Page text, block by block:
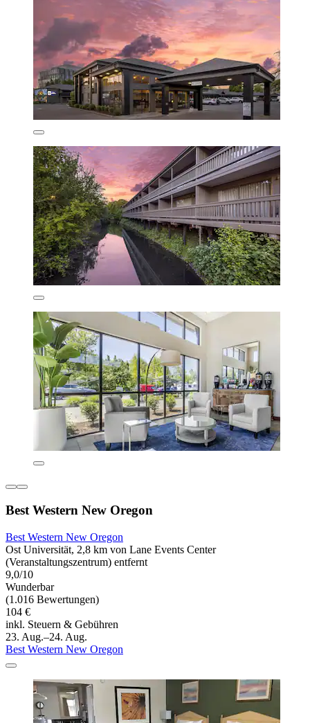
Best Western New Oregon
Best Western New Oregon
Ost Universität, 2,8 km von Lane Events Center
(Veranstaltungszentrum) entfernt
9,0/10
Wunderbar
(1.016 Bewertungen)
104 €
inkl. Steuern & Gebühren
23. Aug.–24. Aug.
Best Western New Oregon